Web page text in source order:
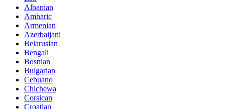
Albanian
Amharic
Armenian
Azerbaijani
Belarusian
Bengali
Bosnian
Bulgarian
Cebuano
Chichewa
Corsican
Croatian